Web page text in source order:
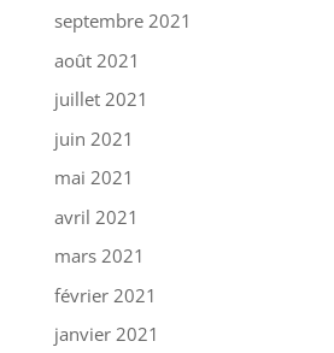
septembre 2021
août 2021
juillet 2021
juin 2021
mai 2021
avril 2021
mars 2021
février 2021
janvier 2021